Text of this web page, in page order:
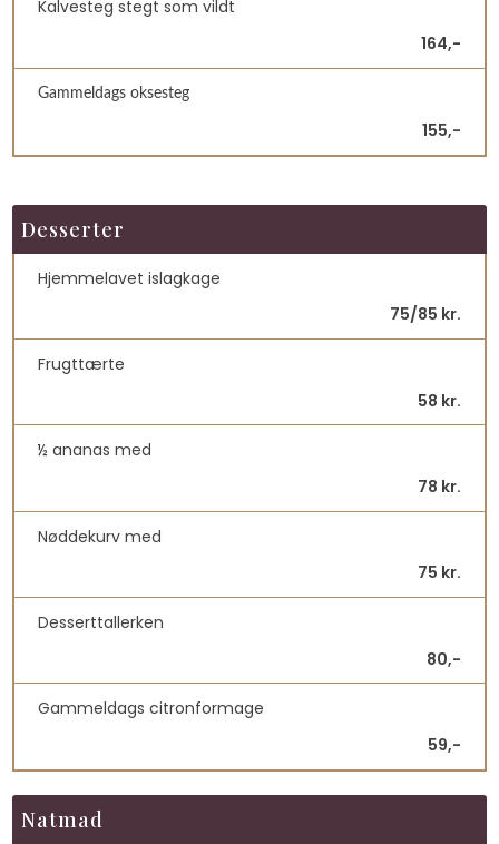
Kalvesteg stegt som vildt
164,-
Gammeldags oksesteg
155,-
Desserter
Hjemmelavet islagkage
75/85 kr.
Frugttærte
58 kr.
½ ananas med
78 kr.
Nøddekurv med
75 kr.
Desserttallerken
80,-
Gammeldags citronformage
59,-
Natmad